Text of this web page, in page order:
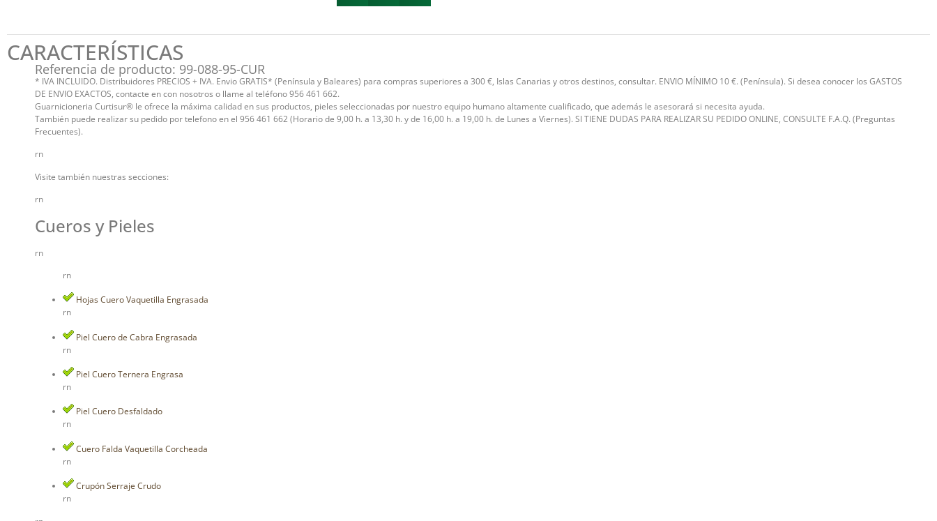
CARACTERÍSTICAS
Referencia de producto: 99-088-95-CUR
* IVA INCLUIDO. Distribuidores PRECIOS + IVA. Envio GRATIS* (Península y Baleares) para compras superiores a 300 €, Islas Canarias y otros destinos, consultar. ENVIO MÍNIMO 10 €. (Península). Si desea conocer los GASTOS
DE ENVIO EXACTOS, contacte en con nosotros o llame al teléfono 956 461 662.
Guarnicioneria Curtisur® le ofrece la máxima calidad en sus productos, pieles seleccionadas por nuestro equipo humano altamente cualificado, que además le asesorará si necesita ayuda.
También puede realizar su pedido por telefono en el 956 461 662 (Horario de 9,00 h. a 13,30 h. y de 16,00 h. a 19,00 h. de Lunes a Viernes). SI TIENE DUDAS PARA REALIZAR SU PEDIDO ONLINE, CONSULTE F.A.Q. (Preguntas
Frecuentes).
rn
Visite también nuestras secciones:
rn
Cueros y Pieles
rn
rn
Hojas Cuero Vaquetilla Engrasada
rn
Piel Cuero de Cabra Engrasada
rn
Piel Cuero Ternera Engrasa
rn
Piel Cuero Desfaldado
rn
Cuero Falda Vaquetilla Corcheada
rn
Crupón Serraje Crudo
rn